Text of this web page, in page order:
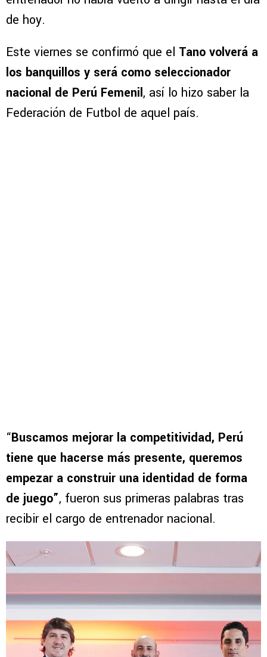
de hoy.
Este viernes se confirmó que el Tano volverá a
los banquillos y será como seleccionador
nacional de Perú Femenil, así lo hizo saber la
Federación de Futbol de aquel país.
“Buscamos mejorar la competitividad, Perú
tiene que hacerse más presente, queremos
empezar a construir una identidad de forma
de juego”, fueron sus primeras palabras tras
recibir el cargo de entrenador nacional.